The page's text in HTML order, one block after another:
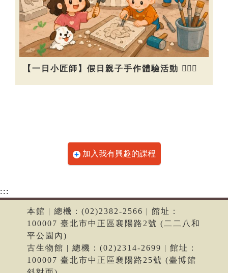
【一日小匠師】假日親子手作體驗活動 👷🏻‍♀️
加入我有興趣的課程
:::
本館 | 總機：(02)2382-2566 | 館址：
100007 臺北市中正區襄陽路2號 (二二八和
平公園內)
古生物館 | 總機：(02)2314-2699 | 館址：
100007 臺北市中正區襄陽路25號 (臺博館